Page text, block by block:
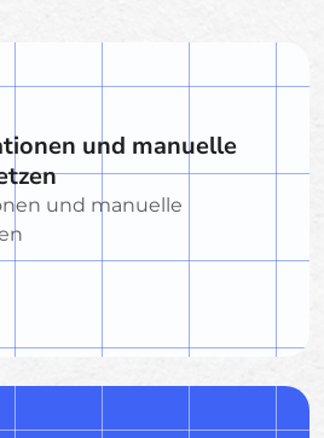
und manuelle
und manuelle